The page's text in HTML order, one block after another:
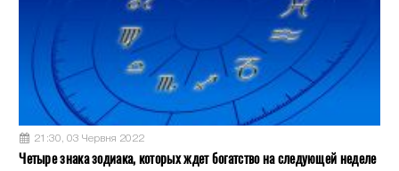
21:30, 03 Червня 2022
Четыре знака зодиака, которых ждет богатство на следующей неделе